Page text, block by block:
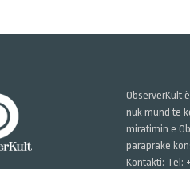
ObserverKult
nuk mund të
miratimin e
paraprake
Kontakti: Tel: